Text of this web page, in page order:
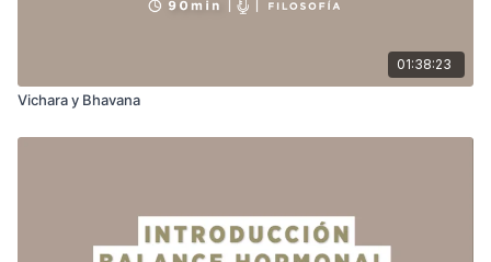
01:38:23
Vichara y Bhavana